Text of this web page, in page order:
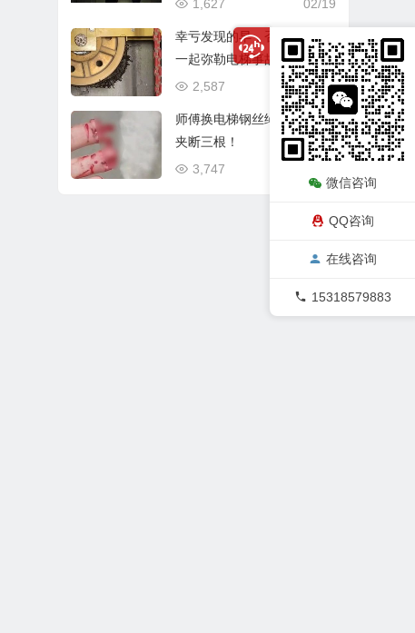
02/19
1,627
幸亏发现的早，否则或又是
一起弥勒电梯事故
01/09
2,587
师傅换电梯钢丝绳，手指被
夹断三根！
3,747
微信咨询
QQ咨询
在线咨询
15318579883